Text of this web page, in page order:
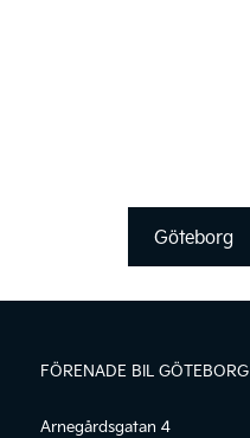
Göteborg
FÖRENADE BIL GÖTEBORG
Arnegårdsgatan 4